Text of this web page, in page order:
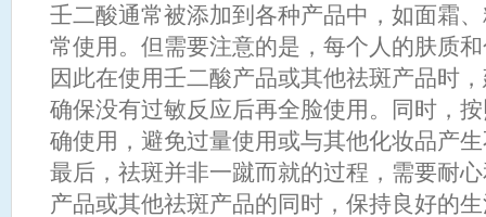
壬二酸通常被添加到各种产品中，如面霜
常使用。但需要注意的是，每个人的肤质
因此在使用壬二酸产品或其他祛斑产品时
确保没有过敏反应后再全脸使用。同时，
确使用，避免过量使用或与其他化妆品产
最后，祛斑并非一蹴而就的过程，需要耐
产品或其他祛斑产品的同时，保持良好的